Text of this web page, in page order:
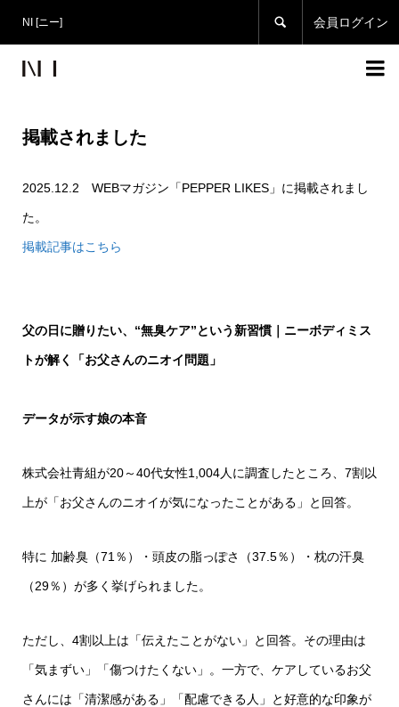
NI [ニー]  会員ログイン

掲載されました
2025.12.2 WEBマガジン「PEPPER LIKES」に掲載されまし
た。
掲載記事はこちら
父の日に贈りたい、“無臭ケア”という新習慣｜ニーボディミス
トが解く「お父さんのニオイ問題」
データが示す娘の本音
株式会社青組が20～40代女性1,004人に調査したところ、7割以
上が「お父さんのニオイが気になったことがある」と回答。
特に 加齢臭（71％）・頭皮の脂っぽさ（37.5％）・枕の汗臭
（29％）が多く挙げられました。
ただし、4割以上は「伝えたことがない」と回答。その理由は
「気まずい」「傷つけたくない」。一方で、ケアしているお父
さんには「清潔感がある」「配慮できる人」と好意的な印象が